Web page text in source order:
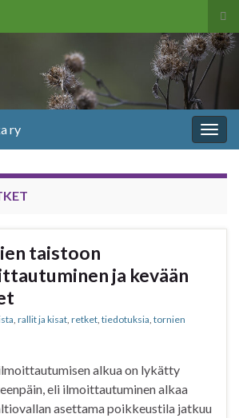
ry
taistoon
ja kevään
rallit ja kisat retket tiedotuksia tornien
alkua on lykätty
eli ilmoittautuminen alkaa
asettama poikkeustila jatkuu